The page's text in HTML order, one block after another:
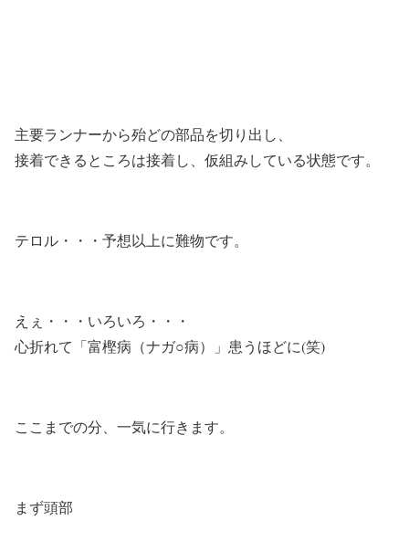
主要ランナーから殆どの部品を切り出し、
接着できるところは接着し、仮組みしている状態です。
テロル・・・予想以上に難物です。
えぇ・・・いろいろ・・・
心折れて「富樫病（ナガ○病）」患うほどに(笑)
ここまでの分、一気に行きます。
まず頭部